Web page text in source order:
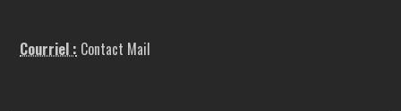
Courriel : Contact Mail